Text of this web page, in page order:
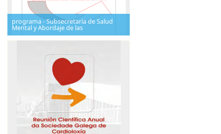
programa - Subsecretaría de Salud
Mental y Abordaje de las